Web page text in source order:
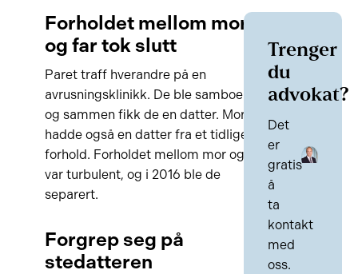
Forholdet mellom mor
og far tok slutt
Paret traff hverandre på en
avrusningsklinikk. De ble samboere
og sammen fikk de en datter. Mor
hadde også en datter fra et tidligere
forhold. Forholdet mellom mor og far
var turbulent, og i 2016 ble de
separert.
Forgrep seg på
stedatteren
Trenger
du
advokat?
Det
er
gratis
å
ta
kontakt
med
oss.